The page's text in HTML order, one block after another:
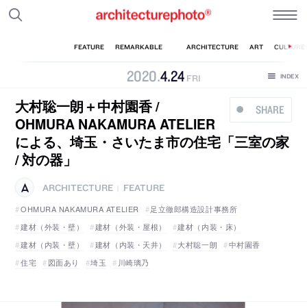
2020.4.24 FRI
SHARE
大村聡一朗＋中村園香 /
OHMURA NAKAMURA ATELIER
による、埼玉・さいたま市の住宅「三室の家
/ 対の器」
ARCHITECTURE
FEATURE
OHMURA NAKAMURA ATELIER
足立徹郎構造設計事務所
建材（外装・壁）
建材（外装・屋根）
建材（内装・床）
建材（内装・壁）
建材（内装・天井） 大村聡一朗
中村園香
住宅
図面あり 埼玉 川崎璃乃